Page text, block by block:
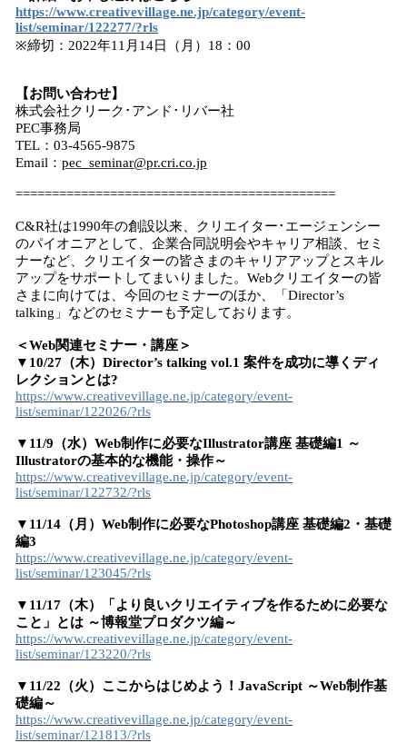
https://www.creativevillage.ne.jp/category/event-
list/seminar/122277/?rls
※締切：2022年11月14日（月）18：00
【お問い合わせ】
株式会社クリーク･アンド･リバー社
PEC事務局
TEL：03-4565-9875
Email： pec_seminar@pr.cri.co.jp
============================================
C&R社は1990年の創設以来、クリエイター･エージェンシー
のパイオニアとして、企業合同説明会やキャリア相談、セミ
ナーなど、クリエイターの皆さまのキャリアアップとスキル
アップをサポートしてまいりました。Webクリエイターの皆
さまに向けては、今回のセミナーのほか、「Director’s
talking」などのセミナーも予定しております。
＜Web関連セミナー・講座＞
▼10/27（木）Director’s talking vol.1 案件を成功に導くディ
レクションとは?
https://www.creativevillage.ne.jp/category/event-
list/seminar/122026/?rls
▼11/9（水）Web制作に必要なIllustrator講座 基礎編1 ～
Illustratorの基本的な機能・操作～
https://www.creativevillage.ne.jp/category/event-
list/seminar/122732/?rls
▼11/14（月）Web制作に必要なPhotoshop講座 基礎編2・基礎
編3
https://www.creativevillage.ne.jp/category/event-
list/seminar/123045/?rls
▼11/17（木）「より良いクリエイティブを作るために必要な
こと」とは ～博報堂プロダクツ編～
https://www.creativevillage.ne.jp/category/event-
list/seminar/123220/?rls
▼11/22（火）ここからはじめよう！JavaScript ～Web制作基
礎編～
https://www.creativevillage.ne.jp/category/event-
list/seminar/121813/?rls